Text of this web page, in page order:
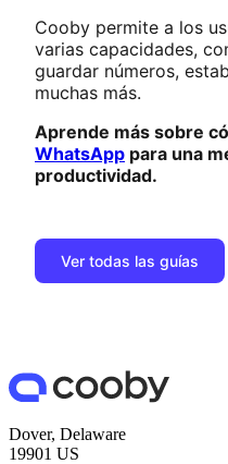
Cooby permite a los
varias capacidades,
guardar números,
muchas más.
Aprende más sobre
WhatsApp para una
productividad.
Ver todas las guías
Dover, Delaware
19901 US